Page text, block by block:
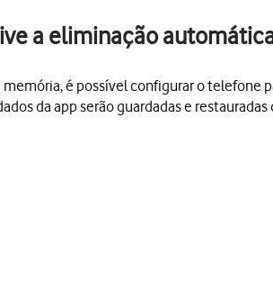
a eliminação
memória, é possível configurar o
da app serão guardadas e